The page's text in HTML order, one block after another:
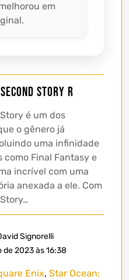
em
Story R
é um dos
o gênero já
uma infinidade
Final Fantasy e
incrível com uma
anexada a ele. Com
Signorelli
de 2023 às 16:38
Enix, Star Ocean: